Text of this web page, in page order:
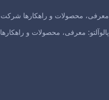
معرفی، محصولات و راهکارها شرکت HPE
پالوآلتو: معرفی، محصولات و راهکارها